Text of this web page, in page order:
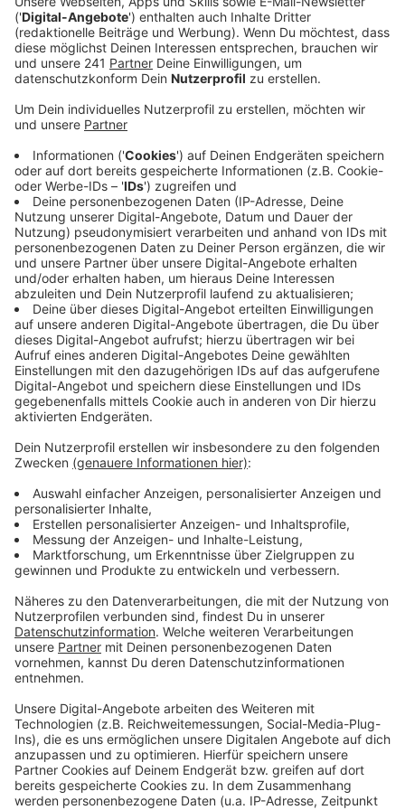
für eine offiziell angemeldete Spritpreis-
Demonstration im Kölner Stadtgebiet angeboten,
diesen Kompromiss haben die LKW-Fahrer
angenommen.
Veröffentlicht: Mittwoch, 16.03.2022 13:23
Anzeige
Die ursprüngliche Meldung:
Lastwagenfahrer aus NRW wollen heute Nachmittag
den Verkehr auf den Autobahnen lahmlegen, auch hier
bei uns in der Region. Ein Spediteur aus Bergheim hat
diese Blockadeaktion angekündigt, Hintergrund sind
die gestiegenen Spritpreise. Der Plan sieht vor, dass
die Lastwagen am Nachmittag auf verschiedenen
zwar für mehrere Stunden. Schwerpunkt der Aktion
Köln-Heumar sein, dort treffen die A3, die A4 und die
A59 aufeinander. Aber auch auf der A61 sind laut
Organisator Aktionen geplant, außerdem auf der A1 bei
Dortmund. Die Autobahnpolizei ist im Einsatz und
Autobahnen seien verboten und führten zu Anzeigen.
Das Risiko unvorhersehbarer Reaktionen anderer
Verkehrsteilnehmer sei zu groß, daraus könnten
schwere Unfälle entstehen. Nach Angaben der Kölner
Anzeige